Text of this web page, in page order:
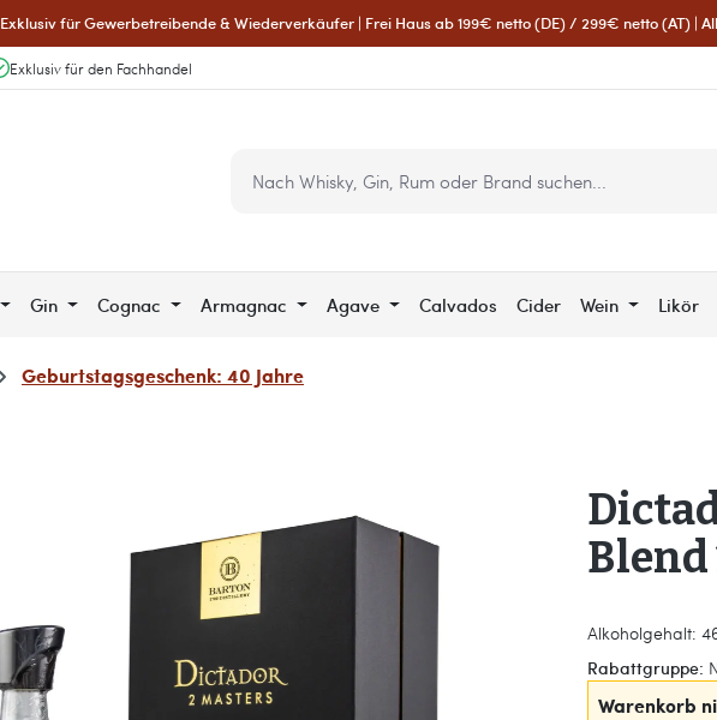
Exklusiv für Gewerbetreibende & Wiederverkäufer | Frei Haus ab 199€ netto (DE) / 299€ netto (AT) |
Exklusiv für den Fachhandel
Gin Cognac Armagnac Agave Calvados Cider Wein Likör
Geburtstagsgeschenk: 40 Jahre
Blend
Alkoholgehalt:
Rabattgruppe:
Warenkorb